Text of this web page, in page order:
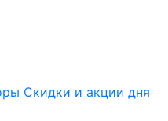
Скидки и акции дня